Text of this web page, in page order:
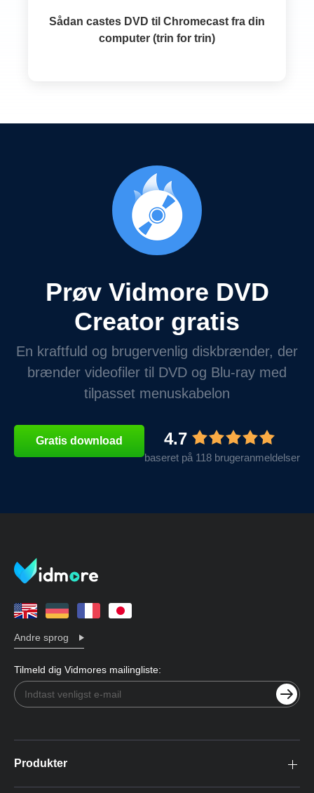
Sådan castes DVD til Chromecast fra din
computer (trin for trin)
Prøv Vidmore DVD
Creator gratis
En kraftfuld og brugervenlig diskbrænder, der
brænder videofiler til DVD og Blu-ray med
tilpasset menuskabelon
Gratis download 4.7
baseret på 118 brugeranmeldelser
Andre sprog
Tilmeld dig Vidmores mailingliste:
Produkter